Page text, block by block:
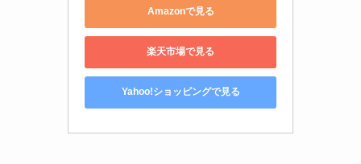
Amazonで見る
楽天市場で見る
Yahoo!ショッピングで見る